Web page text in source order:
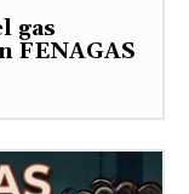
gas
FENAGAS